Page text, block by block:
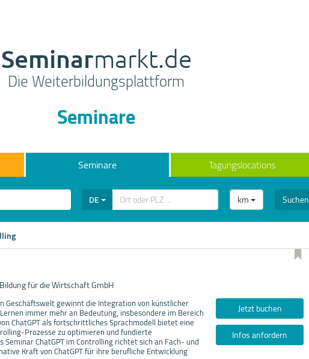
Seminarmarkt.de
Die Weiterbildungsplattform
Seminare
Seminare Tagungslocations
DE km Suchen
für die Wirtschaft GmbH
Geschäftswelt gewinnt die Integration von künstlicher
immer mehr an Bedeutung, insbesondere im Bereich
ChatGPT als fortschrittliches Sprachmodell bietet eine
Prozesse zu optimieren und fundierte
Seminar ChatGPT im Controlling richtet sich an Fach- und
Kraft von ChatGPT für ihre berufliche Entwicklung
Jetzt buchen
Infos anfordern